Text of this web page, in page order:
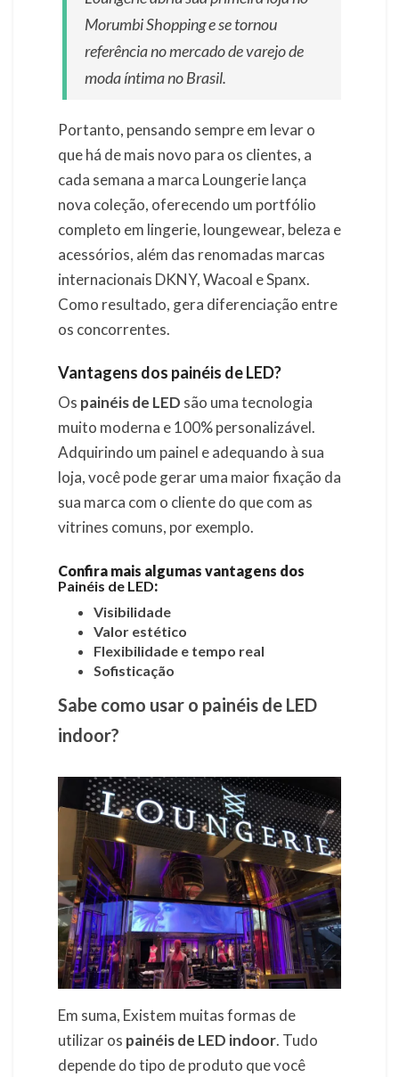
Morumbi Shopping e se tornou
referência no mercado de varejo de
moda íntima no Brasil.
Portanto, pensando sempre em levar o
que há de mais novo para os clientes, a
cada semana a marca Loungerie lança
nova coleção, oferecendo um portfólio
completo em lingerie, loungewear, beleza e
acessórios, além das renomadas marcas
internacionais DKNY, Wacoal e Spanx.
Como resultado, gera diferenciação entre
os concorrentes.
Vantagens dos painéis de LED?
Os painéis de LED são uma tecnologia
muito moderna e 100% personalizável.
Adquirindo um painel e adequando à sua
loja, você pode gerar uma maior fixação da
sua marca com o cliente do que com as
vitrines comuns, por exemplo.
Confira mais algumas vantagens dos
Painéis de LED:
Visibilidade
Valor estético
Flexibilidade e tempo real
Sofisticação
Sabe como usar o painéis de LED
indoor?
Em suma, Existem muitas formas de
utilizar os painéis de LED indoor. Tudo
depende do tipo de produto que você